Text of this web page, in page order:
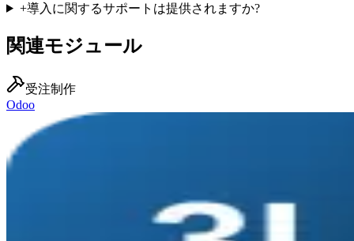
+導入に関するサポートは提供されますか?
関連モジュール
受注制作
Odoo